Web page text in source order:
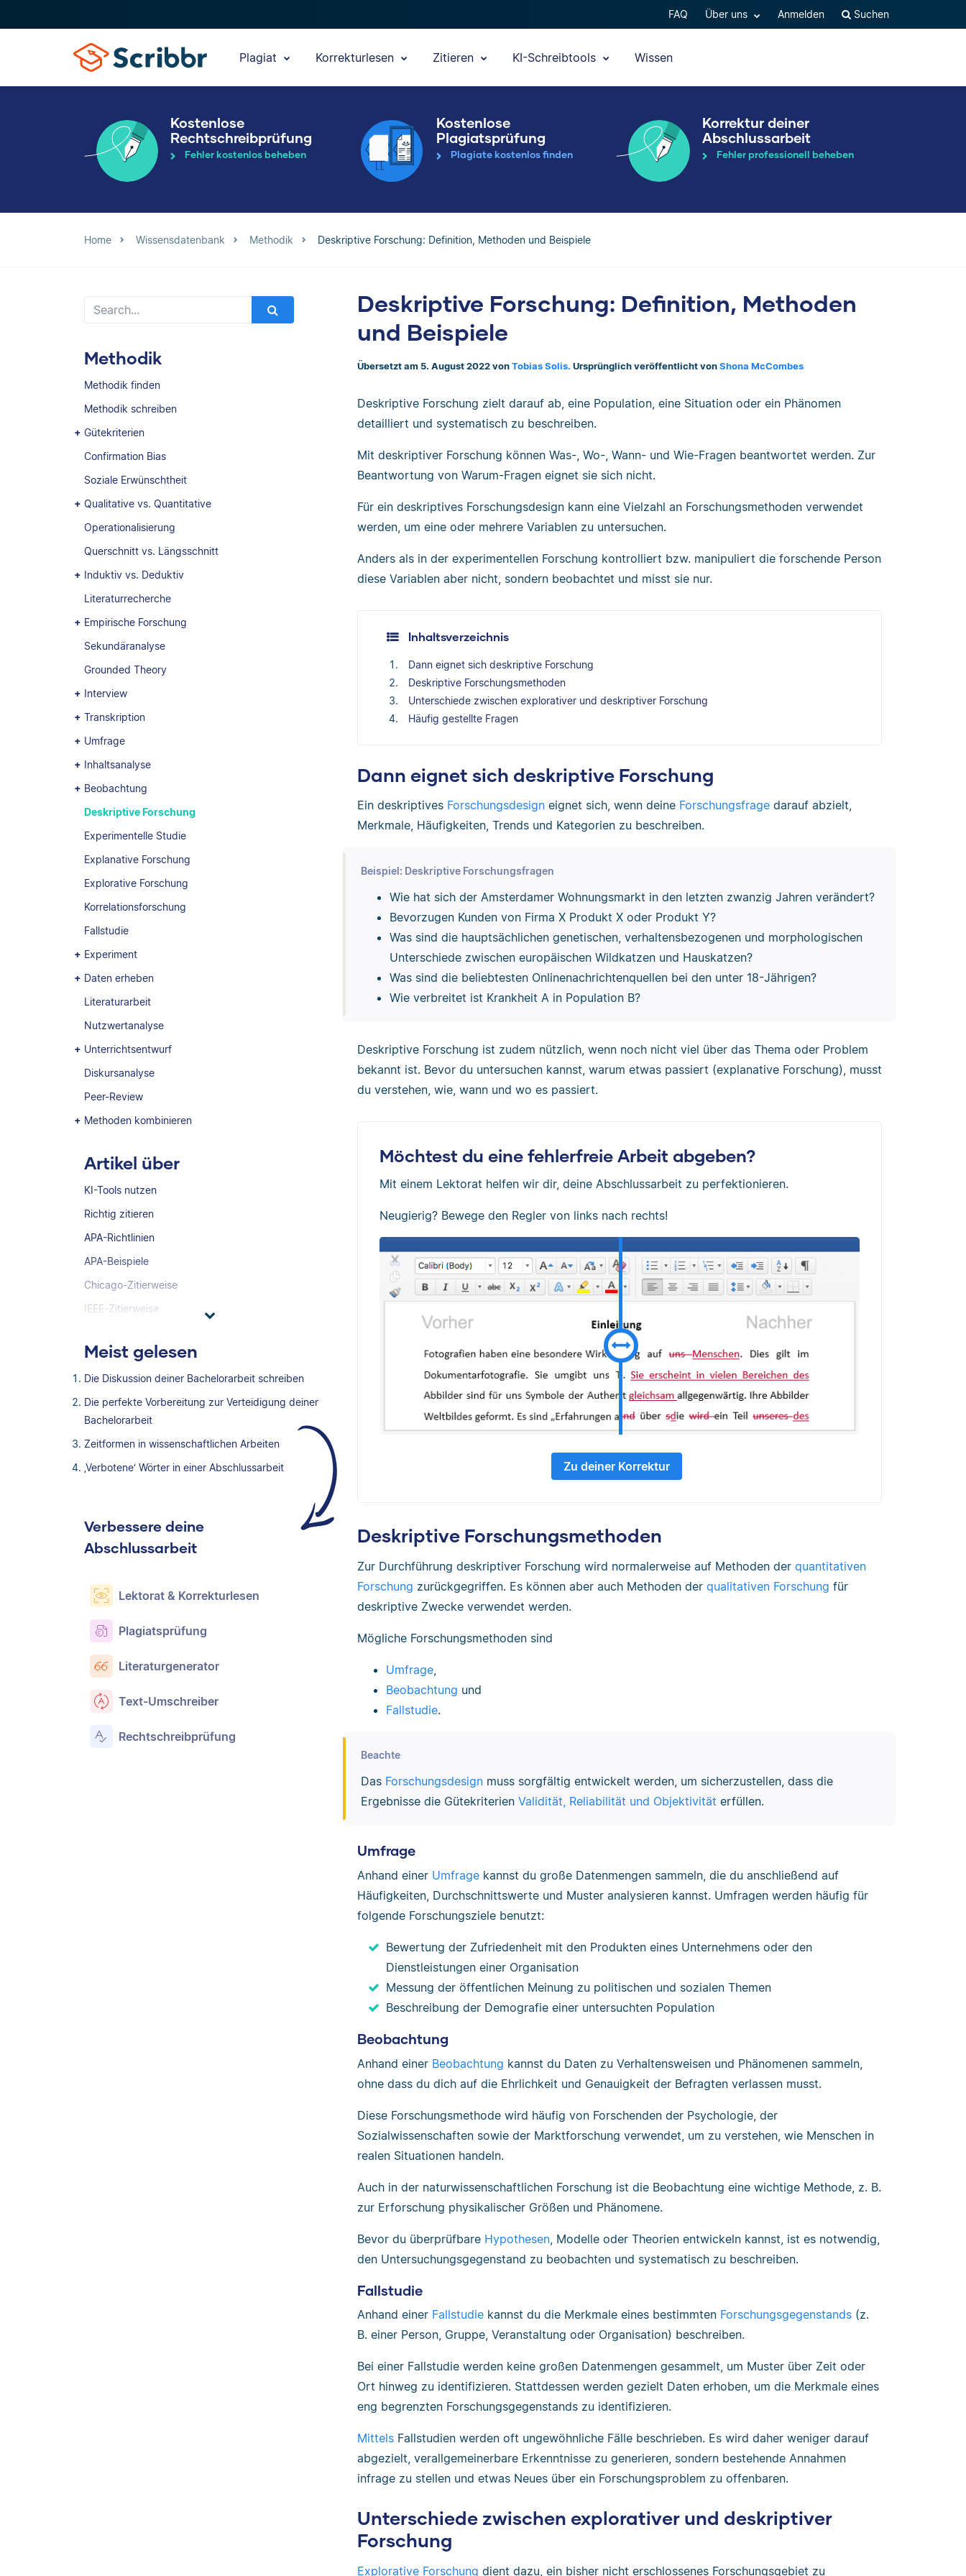
FAQ Über uns Anmelden Suchen
Plagiat Korrekturlesen Zitieren KI-Schreibtools Wissen
Kostenlose
Rechtschreibprüfung
Fehler kostenlos beheben
Kostenlose
Plagiatsprüfung
Plagiate kostenlos finden
Korrektur deiner
Abschlussarbeit
Fehler professionell beheben
Home Wissensdatenbank Methodik Deskriptive Forschung: Definition, Methoden und Beispiele
Methodik
Methodik finden
Methodik schreiben
Gütekriterien
Confirmation Bias
Soziale Erwünschtheit
Qualitative vs. Quantitative
Operationalisierung
Querschnitt vs. Längsschnitt
Induktiv vs. Deduktiv
Literaturrecherche
Empirische Forschung
Sekundäranalyse
Grounded Theory
Interview
Transkription
Umfrage
Inhaltsanalyse
Beobachtung
Deskriptive Forschung
Experimentelle Studie
Explanative Forschung
Explorative Forschung
Korrelationsforschung
Fallstudie
Experiment
Daten erheben
Literaturarbeit
Nutzwertanalyse
Unterrichtsentwurf
Diskursanalyse
Peer-Review
Methoden kombinieren
Artikel über
KI-Tools nutzen
Richtig zitieren
APA-Richtlinien
APA-Beispiele
Chicago-Zitierweise
IEEE-Zitierweise
Meist gelesen
Die Diskussion deiner Bachelorarbeit schreiben
Die perfekte Vorbereitung zur Verteidigung deiner
Bachelorarbeit
Zeitformen in wissenschaftlichen Arbeiten
‚Verbotene‘ Wörter in einer Abschlussarbeit
Verbessere deine
Abschlussarbeit
Lektorat & Korrekturlesen
Plagiatsprüfung
Literaturgenerator
Text-Umschreiber
Rechtschreibprüfung
Deskriptive Forschung: Definition, Methoden
und Beispiele
Übersetzt am 5. August 2022 von Tobias Solis. Ursprünglich veröffentlicht von Shona McCombes
Deskriptive Forschung zielt darauf ab, eine Population, eine Situation oder ein Phänomen
detailliert und systematisch zu beschreiben.
Mit deskriptiver Forschung können Was-, Wo-, Wann- und Wie-Fragen beantwortet werden. Zur
Beantwortung von Warum-Fragen eignet sie sich nicht.
Für ein deskriptives Forschungsdesign kann eine Vielzahl an Forschungsmethoden verwendet
werden, um eine oder mehrere Variablen zu untersuchen.
Anders als in der experimentellen Forschung kontrolliert bzw. manipuliert die forschende Person
diese Variablen aber nicht, sondern beobachtet und misst sie nur.
Inhaltsverzeichnis
Dann eignet sich deskriptive Forschung
Deskriptive Forschungsmethoden
Unterschiede zwischen explorativer und deskriptiver Forschung
Häufig gestellte Fragen
Dann eignet sich deskriptive Forschung
Ein deskriptives Forschungsdesign eignet sich, wenn deine Forschungsfrage darauf abzielt,
Merkmale, Häufigkeiten, Trends und Kategorien zu beschreiben.
Beispiel: Deskriptive Forschungsfragen
Wie hat sich der Amsterdamer Wohnungsmarkt in den letzten zwanzig Jahren verändert?
Bevorzugen Kunden von Firma X Produkt X oder Produkt Y?
Was sind die hauptsächlichen genetischen, verhaltensbezogenen und morphologischen
Unterschiede zwischen europäischen Wildkatzen und Hauskatzen?
Was sind die beliebtesten Onlinenachrichtenquellen bei den unter 18-Jährigen?
Wie verbreitet ist Krankheit A in Population B?
Deskriptive Forschung ist zudem nützlich, wenn noch nicht viel über das Thema oder Problem
bekannt ist. Bevor du untersuchen kannst, warum etwas passiert (explanative Forschung), musst
du verstehen, wie, wann und wo es passiert.
Möchtest du eine fehlerfreie Arbeit abgeben?
Mit einem Lektorat helfen wir dir, deine Abschlussarbeit zu perfektionieren.
Neugierig? Bewege den Regler von links nach rechts!
Zu deiner Korrektur
Deskriptive Forschungsmethoden
Zur Durchführung deskriptiver Forschung wird normalerweise auf Methoden der quantitativen
Forschung zurückgegriffen. Es können aber auch Methoden der qualitativen Forschung für
deskriptive Zwecke verwendet werden.
Mögliche Forschungsmethoden sind
Umfrage
Beobachtung und
Fallstudie.
Beachte
Das Forschungsdesignmuss sorgfältig entwickelt werden, um sicherzustellen, dass die
Ergebnisse die Gütekriterien Validität, Reliabilität und Objektivität erfüllen.
Umfrage
Anhand einer Umfrage kannst du große Datenmengen sammeln, die du anschließend auf
Häufigkeiten, Durchschnittswerte und Muster analysieren kannst. Umfragen werden häufig für
folgende Forschungsziele benutzt:
Bewertung der Zufriedenheit mit den Produkten eines Unternehmens oder den
Dienstleistungen einer Organisation
Messung der öffentlichen Meinung zu politischen und sozialen Themen
Beschreibung der Demografie einer untersuchten Population
Beobachtung
Anhand einer Beobachtung kannst du Daten zu Verhaltensweisen und Phänomenen sammeln,
ohne dass du dich auf die Ehrlichkeit und Genauigkeit der Befragten verlassen musst.
Diese Forschungsmethode wird häufig von Forschenden der Psychologie, der
Sozialwissenschaften sowie der Marktforschung verwendet, um zu verstehen, wie Menschen in
realen Situationen handeln.
Auch in der naturwissenschaftlichen Forschung ist die Beobachtung eine wichtige Methode, z. B.
zur Erforschung physikalischer Größen und Phänomene.
Bevor du überprüfbare Hypothesen , Modelle oder Theorien entwickeln kannst, ist es notwendig,
den Untersuchungsgegenstand zu beobachten und systematisch zu beschreiben.
Fallstudie
Anhand einer Fallstudie kannst du die Merkmale eines bestimmten Forschungsgegenstands (z.
B. einer Person, Gruppe, Veranstaltung oder Organisation) beschreiben.
Bei einer Fallstudie werden keine großen Datenmengen gesammelt, um Muster über Zeit oder
Ort hinweg zu identifizieren. Stattdessen werden gezielt Daten erhoben, um die Merkmale eines
eng begrenzten Forschungsgegenstands zu identifizieren.
Mittels Fallstudien werden oft ungewöhnliche Fälle beschrieben. Es wird daher weniger darauf
abgezielt, verallgemeinerbare Erkenntnisse zu generieren, sondern bestehende Annahmen
infrage zu stellen und etwas Neues über ein Forschungsproblem zu offenbaren.
Unterschiede zwischen explorativer und deskriptiver
Forschung
Explorative Forschung dient dazu, ein bisher nicht erschlossenes Forschungsgebiet zu